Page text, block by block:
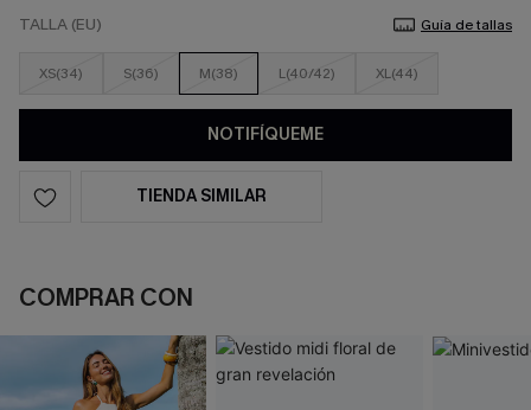
TALLA (EU) Guía de tallas
XS(34) S(36) M(38) L(40/42) XL(44)
NOTIFÍQUEME
TIENDA SIMILAR
COMPRAR CON